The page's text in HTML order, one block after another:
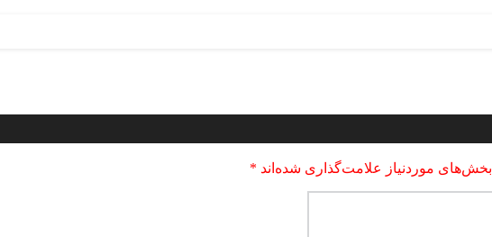
بخش‌های موردنیاز علامت‌گذاری شده‌اند *